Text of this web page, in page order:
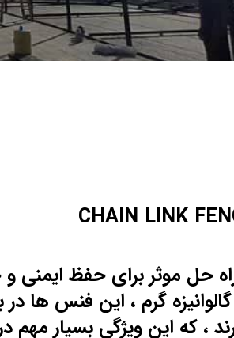
حل موثر برای حفظ ایمنی
گرم ، این فنس ها در
، که این ویژگی بسیار مهم